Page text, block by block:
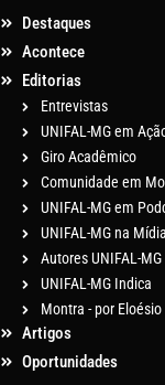
Destaques
Acontece
Editorias
Entrevistas
UNIFAL-MG em
Giro Acadêmico
Comunidade em
UNIFAL-MG em
UNIFAL-MG na Mídia
Autores UNIFAL-MG
UNIFAL-MG Indica
Montra - por
Artigos
Oportunidades